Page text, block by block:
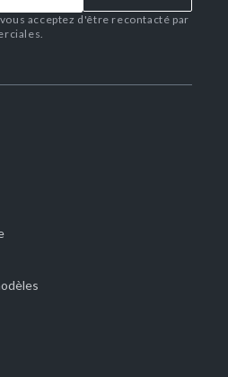
acceptez d'être recontacté par